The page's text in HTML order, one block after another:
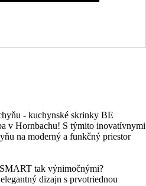
- kuchynské skrinky BE
v Hornbachu! S týmito inovatívnymi
na moderný a funkčný priestor
tak výnimočnými?
dizajn s prvotriednou